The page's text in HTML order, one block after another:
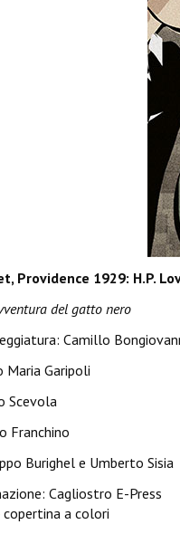
Providence 1929: H.P.
del gatto nero
Camillo
Maria Garipoli
Scevola
Franchino
Burighel e Umberto Sisia
Cagliostro E-Press
copertina a colori